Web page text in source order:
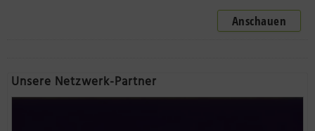
Anschauen
Unsere Netzwerk-Partner